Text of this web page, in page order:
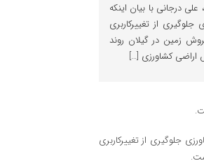
درجانی با بیان اینکه
از تغییرکاربری
زمین در گیلان روند
اراضی کشاورزی […]
جلوگیری از تغییرکاربری